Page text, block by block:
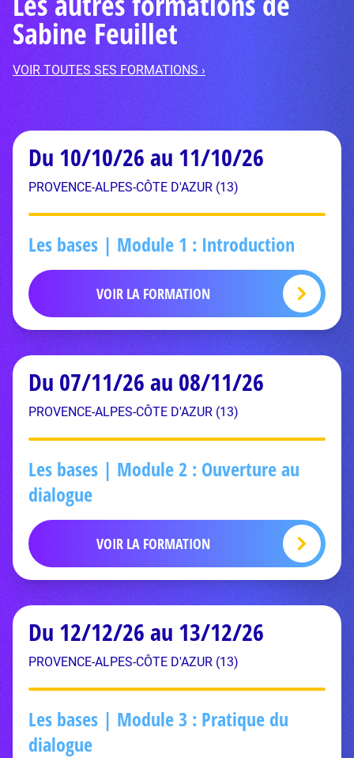
Sabine Feuillet
VOIR TOUTES SES FORMATIONS ›
Du 10/10/26 au 11/10/26
PROVENCE-ALPES-CÔTE D'AZUR (13)
Les bases | Module 1 : Introduction
VOIR LA FORMATION
Du 07/11/26 au 08/11/26
PROVENCE-ALPES-CÔTE D'AZUR (13)
Les bases | Module 2 : Ouverture au
dialogue
VOIR LA FORMATION
Du 12/12/26 au 13/12/26
PROVENCE-ALPES-CÔTE D'AZUR (13)
Les bases | Module 3 : Pratique du
dialogue